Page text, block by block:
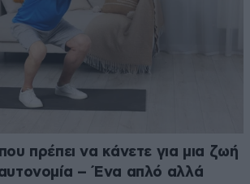
πρέπει να κάνετε για μια ζωή
– Ένα απλό αλλά